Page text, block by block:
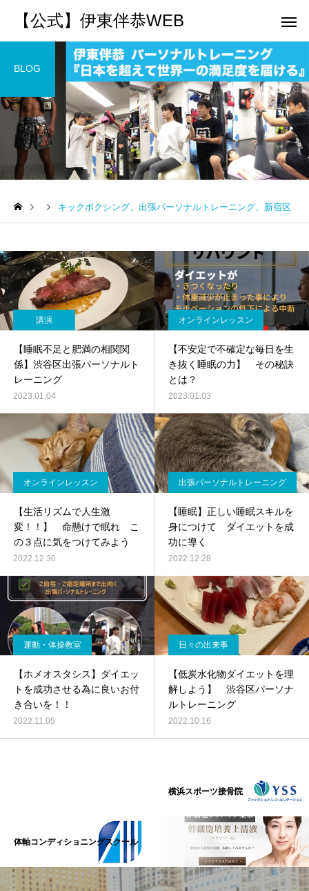
【公式】伊東伴恭WEB
トレーナーとして 個別トレー
パーソナルトレーニ
キックボクシングで本当に
が消費カロリーと週の回数
で答えます
パーソナルトレーニ
パーソナルトレーナー
認ポイントを元日本王
解説
BLOG
キックボクシング、出張パーソナルトレーニング、新宿区
講演
【睡眠不足と肥満の相関関
係】渋谷区出張パーソナルト
レーニング
2023.01.04
オンラインレッスン
【不安定で不確定な毎日を生
き抜く睡眠の力】 その秘訣
とは？
2023.01.03
オンラインレッスン
【生活リズムで人生激
変！！】 命懸けで眠れ こ
の３点に気をつけてみよう
2022.12.30
出張パーソナルトレーニング
【睡眠】正しい睡眠スキルを
身につけて ダイエットを成
功に導く
2022.12.28
運動・体操教室
【ホメオスタシス】ダイエッ
トを成功させる為に良いお付
き合いを！！
2022.11.05
日々の出来事
【低炭水化物ダイエットを理
解しよう】 渋谷区パーソナ
ルトレーニング
2022.10.16
横浜スポーツ接骨院
体軸コンディショニングスクール